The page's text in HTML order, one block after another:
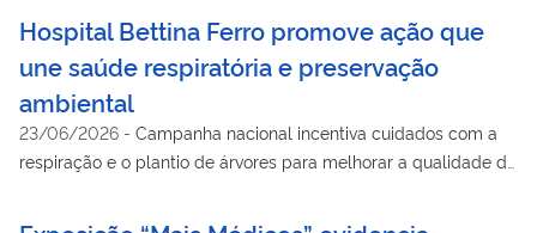
Hospital Bettina Ferro promove ação que
une saúde respiratória e preservação
ambiental
23/06/2026 - Campanha nacional incentiva cuidados com a
respiração e o plantio de árvores para melhorar a qualidade do